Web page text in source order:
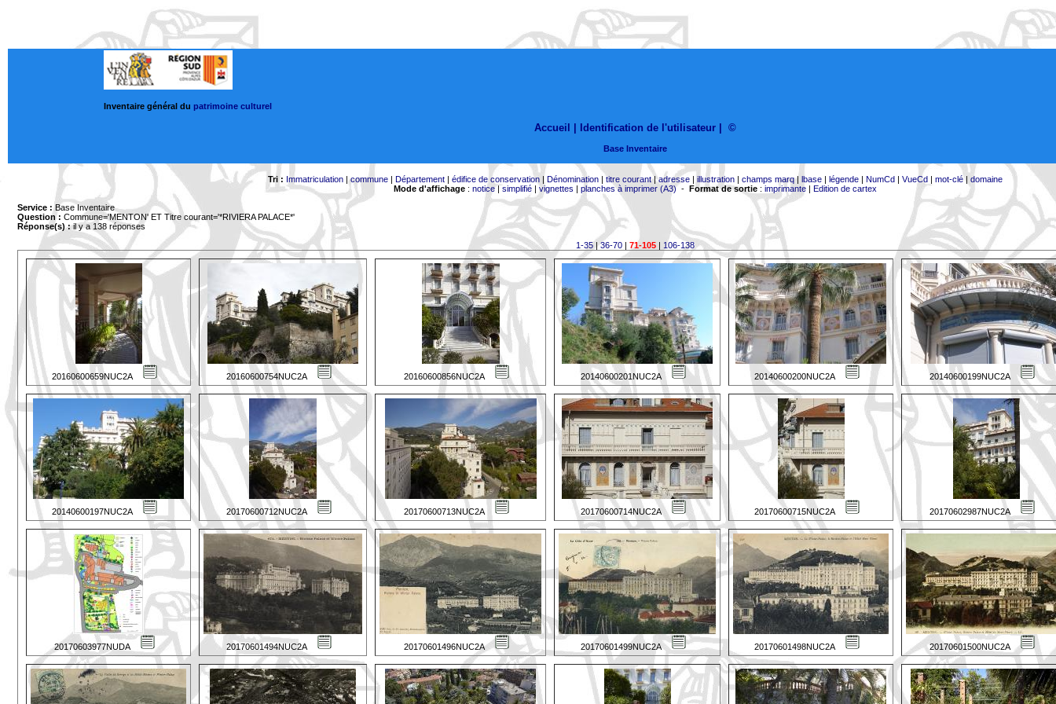
Inventaire général du patrimoine culturel
Accueil | Identification de l'utilisateur ©
Base Inventaire
Tri : Immatriculation|commune| Département| édifice de conservation| Dénomination| titre courant|adresse| illustration| champs marq| lbase| légende| NumCd| VueCd| mot-clé| domaine
Mode d'affichage: notice|simplifié| vignettes | planches à imprimer (A3)- Format de sortie: imprimante| Edition de cartex
Service : Base Inventaire
Question : Commune='MENTON' ET Titre courant='*RIVIERA PALACE*'
Réponse(s) :il y a 138 réponses
1-35|36-70| 71-105| 106-138
20160600659NUC2A 20160600754NUC2A 20160600856NUC2A 20140600201NUC2A 20140600200NUC2A 20140600199NUC2A
20140600197NUC2A 20170600712NUC2A 20170600713NUC2A 20170600714NUC2A 20170600715NUC2A 20170602987NUC2A
20170603977NUDA 20170601494NUC2A 20170601496NUC2A 20170601499NUC2A 20170601498NUC2A 20170601500NUC2A